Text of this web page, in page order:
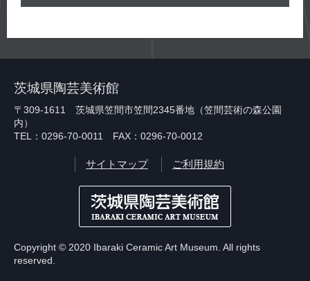
茨城県陶芸美術館
〒309-1611 茨城県笠間市笠間2345番地（笠間芸術の森公園
内）
TEL：0296-70-0011 FAX：0296-70-0012
サイトマップ ご利用規約
Copyright © 2020 Ibaraki Ceramic Art Museum. All rights
reserved.